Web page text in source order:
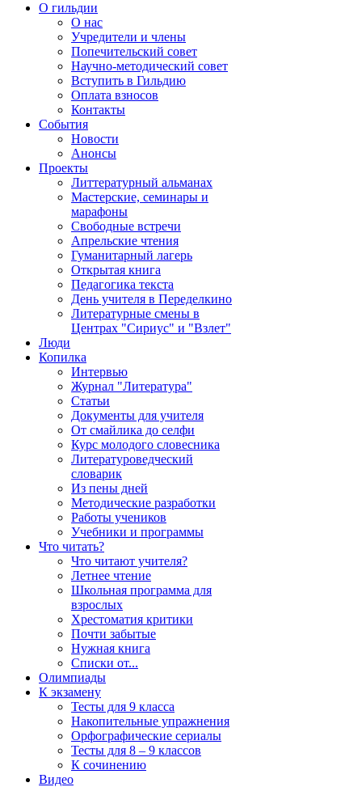
О гильдии
О нас
Учредители и члены
Попечительский совет
Научно-методический совет
Вступить в Гильдию
Оплата взносов
Контакты
События
Новости
Анонсы
Проекты
Литтературный альманах
Мастерские, семинары и
марафоны
Свободные встречи
Апрельские чтения
Гуманитарный лагерь
Открытая книга
Педагогика текста
День учителя в Переделкино
Литературные смены в
Центрах "Сириус" и "Взлет"
Люди
Копилка
Интервью
Журнал "Литература"
Статьи
Документы для учителя
От смайлика до селфи
Курс молодого словесника
Литературоведческий
словарик
Из пены дней
Методические разработки
Работы учеников
Учебники и программы
Что читать?
Что читают учителя?
Летнее чтение
Школьная программа для
взрослых
Хрестоматия критики
Почти забытые
Нужная книга
Списки от...
Олимпиады
К экзамену
Тесты для 9 класса
Накопительные упражнения
Орфографические сериалы
Тесты для 8 – 9 классов
К сочинению
Видео